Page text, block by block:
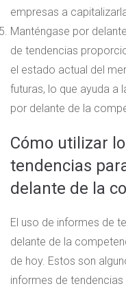
empresas a
Manténgase por
de tendencias
el estado actual del
futuras, lo que ayuda a
por delante de la
Cómo utilizar
tendencias
delante de la
El uso de informes de
delante de la
de hoy. Estos son
informes de